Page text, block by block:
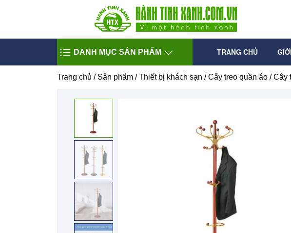
DANH MỤC SẢN PHẨM TRANG CHỦ
Trang chủ / Sản phẩm /Thiết bị khách sạn /Cây treo quần áo / Cây